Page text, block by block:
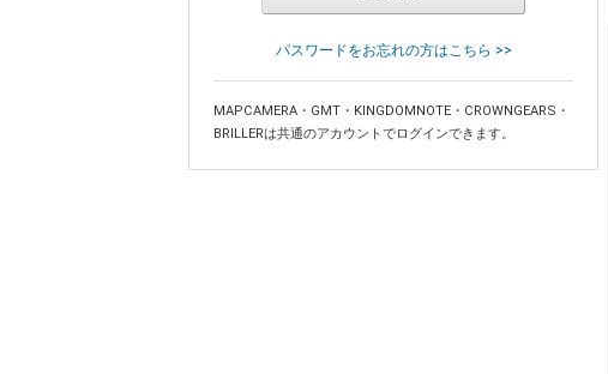
パスワードをお忘れの方はこちら >>
MAPCAMERA・GMT・KINGDOMNOTE・CROWNGEARS・
BRILLERは共通のアカウントでログインできます。